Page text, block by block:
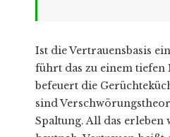
Ist die Vertrauensbasis
führt das zu einem tiefen
befeuert die
sind
Spaltung. All das